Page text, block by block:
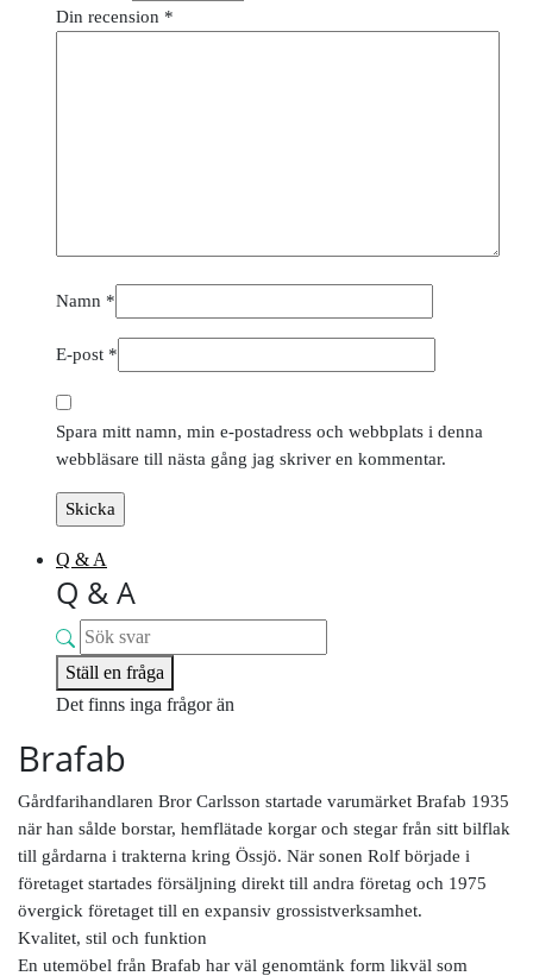
Din recension *
Namn *
E-post *
Spara mitt namn, min e-postadress och webbplats i denna
webbläsare till nästa gång jag skriver en kommentar.
Q & A
Q & A
Ställ en fråga
Det finns inga frågor än
Brafab
Gårdfarihandlaren Bror Carlsson startade varumärket Brafab 1935
när han sålde borstar, hemflätade korgar och stegar från sitt bilflak
till gårdarna i trakterna kring Össjö. När sonen Rolf började i
företaget startades försäljning direkt till andra företag och 1975
övergick företaget till en expansiv grossistverksamhet.
Kvalitet, stil och funktion
En utemöbel från Brafab har väl genomtänk form likväl som